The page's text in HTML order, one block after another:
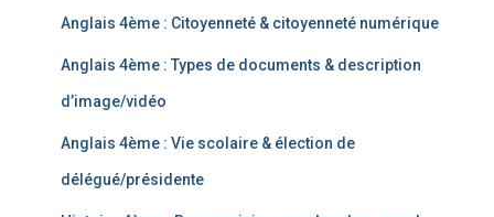
Anglais 4ème : Citoyenneté & citoyenneté numérique
Anglais 4ème : Types de documents & description
d’image/vidéo
Anglais 4ème : Vie scolaire & élection de
délégué/présidente